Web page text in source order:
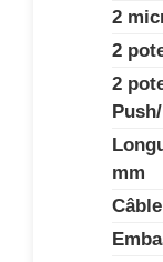
2
2
2
mm